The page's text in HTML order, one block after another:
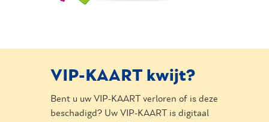
VIP-KAART kwijt?
Bent u uw VIP-KAART verloren of is deze
beschadigd? Uw VIP-KAART is digitaal